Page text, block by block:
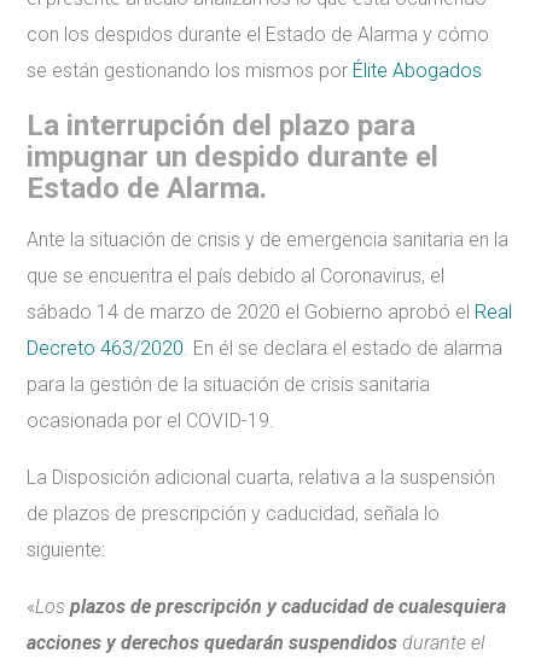
con los despidos durante el Estado de Alarma y cómo
se están gestionando los mismos por Élite Abogados
La interrupción del plazo para
impugnar un despido durante el
Estado de Alarma.
Ante la situación de crisis y de emergencia sanitaria en la
que se encuentra el país debido al Coronavirus, el
sábado 14 de marzo de 2020 el Gobierno aprobó el Real
Decreto 463/2020. En él se declara el estado de alarma
para la gestión de la situación de crisis sanitaria
ocasionada por el COVID-19.
La Disposición adicional cuarta, relativa a la suspensión
de plazos de prescripción y caducidad, señala lo
siguiente:
«Losplazos de prescripción y caducidad de cualesquiera
acciones y derechos quedarán suspendidos durante el